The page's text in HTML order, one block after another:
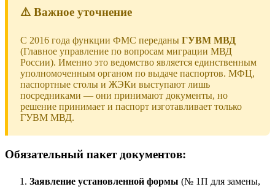
⚠️ Важное уточнение
С 2016 года функции ФМС переданы ГУВМ МВД
(Главное управление по вопросам миграции МВД
России). Именно это ведомство является единственным
уполномоченным органом по выдаче паспортов. МФЦ,
паспортные столы и ЖЭКи выступают лишь
посредниками — они принимают документы, но
решение принимает и паспорт изготавливает только
ГУВМ МВД.
Обязательный пакет документов:
Заявление установленной формы (№ 1П для замены,